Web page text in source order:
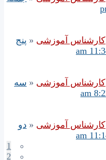
کارشناس آموزشی « پنج
کارشناس آموزشی « سه
کارشناس آموزشی « دو
1
2